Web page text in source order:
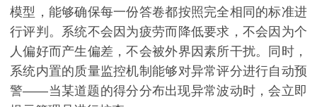
模型，能够确保每一份答卷都按照完全相同的标准进
行评判。系统不会因为疲劳而降低要求，不会因为个
人偏好而产生偏差，不会被外界因素所干扰。同时，
系统内置的质量监控机制能够对异常评分进行自动预
警——当某道题的得分分布出现异常波动时，会立即